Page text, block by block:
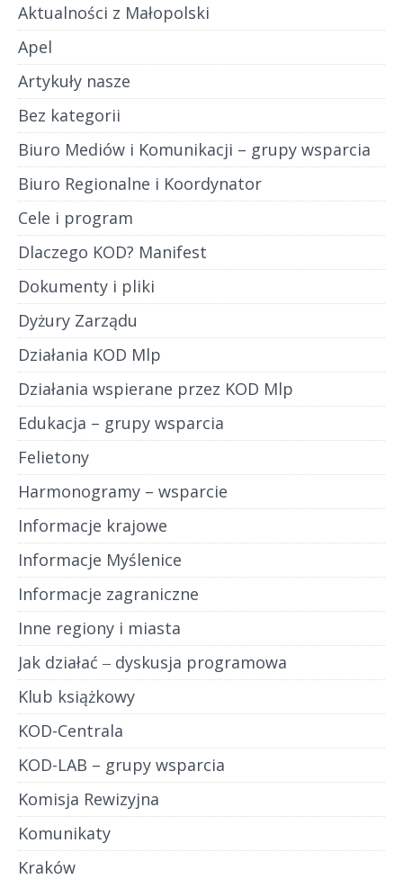
Aktualności z Małopolski
Apel
Artykuły nasze
Bez kategorii
Biuro Mediów i Komunikacji – grupy wsparcia
Biuro Regionalne i Koordynator
Cele i program
Dlaczego KOD? Manifest
Dokumenty i pliki
Dyżury Zarządu
Działania KOD Mlp
Działania wspierane przez KOD Mlp
Edukacja – grupy wsparcia
Felietony
Harmonogramy – wsparcie
Informacje krajowe
Informacje Myślenice
Informacje zagraniczne
Inne regiony i miasta
Jak działać ‒ dyskusja programowa
Klub książkowy
KOD-Centrala
KOD-LAB – grupy wsparcia
Komisja Rewizyjna
Komunikaty
Kraków